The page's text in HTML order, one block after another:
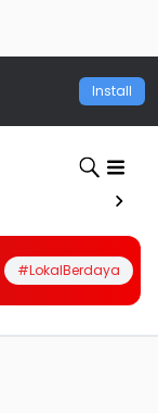
Install
#LokalBerdaya